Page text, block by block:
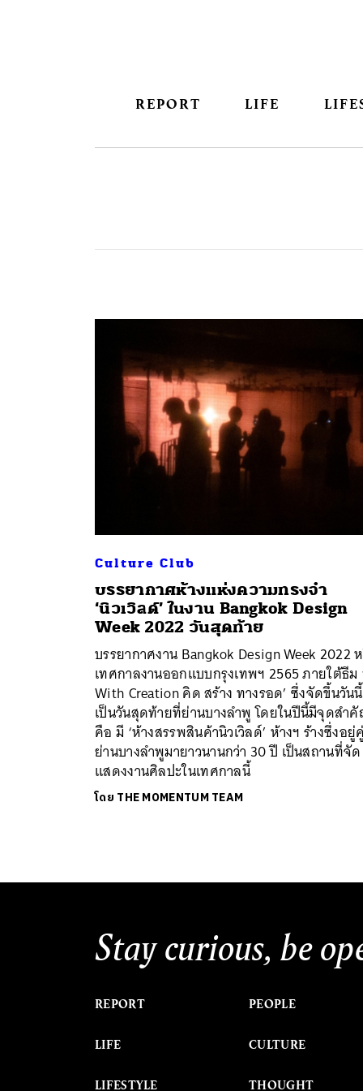
REPORT LIFE
Culture Club
บรรยากาศห้างแห่งความทรงจำ
‘นิวเวิลด์’ ในงาน Bangkok Design
Week 2022 วันสุดท้าย
บรรยากาศงาน Bangkok Design Week 2022
เทศกาลงานออกแบบกรุงเทพฯ 2565 ภายใต้ธีม
With Creation คิด สร้าง ทางรอด’ ซึ่งจัดขึ้นวันนี้
เป็นวันสุดท้ายที่ย่านบางลำพู โดยในปีนี้มีจุดสำ
คือ มี ‘ห้างสรรพสินค้านิวเวิลด์’ ห้างฯ ร้างซึ่งอ
ย่านบางลำพูมายาวนานกว่า 30 ปี เป็นสถานที่จัด
แสดงงานศิลปะในเทศกาลนี้
โดย THE MOMENTUM TEAM
Stay curious, be
REPORT
LIFE
LIFESTYLE
PEOPLE
CULTURE
THOUGHT